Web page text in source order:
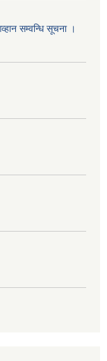
सम्वन्धि सूचना ।